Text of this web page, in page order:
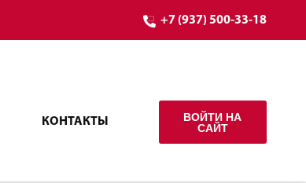
+7 (937) 500-33-18
КОНТАКТЫ
ВОЙТИ НА
САЙТ